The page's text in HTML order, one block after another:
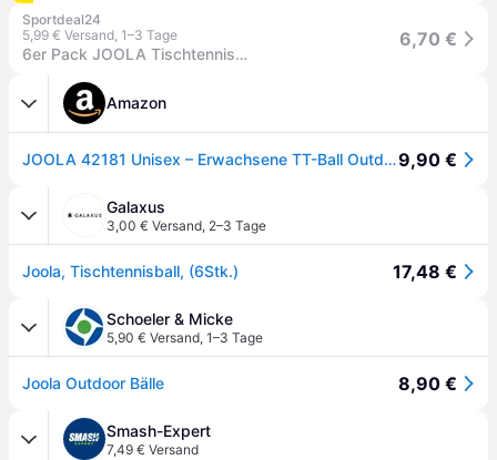
Sportdeal24
5,99 € Versand, 1–3 Tage
6er Pack JOOLA Tischtennisbälle Outdoor
6,70 €
Amazon
JOOLA 42181 Unisex – Erwachsene TT-Ball Outdoor Tischtennisbälle, Mehrfarbig, One-Size, 69,90 €
Galaxus
3,00 € Versand, 2–3 Tage
Joola, Tischtennisball, (6Stk.) 17,48 €
Schoeler & Micke
5,90 € Versand, 1–3 Tage
Joola Outdoor Bälle 8,90 €
Smash-Expert
7,49 € Versand